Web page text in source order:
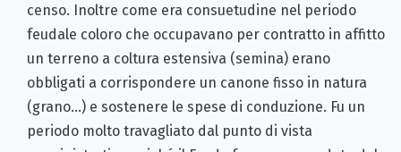
censo. Inoltre come era consuetudine nel periodo
feudale coloro che occupavano per contratto in affitto
un terreno a coltura estensiva (semina) erano
obbligati a corrispondere un canone fisso in natura
(grano…) e sostenere le spese di conduzione. Fu un
periodo molto travagliato dal punto di vista